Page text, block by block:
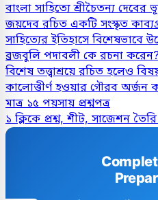
বাংলা সাহিত্যে শ্রীচৈতন্য
জয়দেব রচিত একটি সংস্কৃত
সাহিত্যের ইতিহাসে বিশেষভাবে
ব্রজবুলি পদাবলী কে রচনা করেন?
বিশেষ তত্ত্বাশ্রয়ে রচিত হলেও
কালোত্তীর্ণ হওয়ার গৌরব
মাত্র ১৫ পয়সায় প্রশ্নপত্র
১ ক্লিকে প্রশ্ন, শীট, সাজেশন